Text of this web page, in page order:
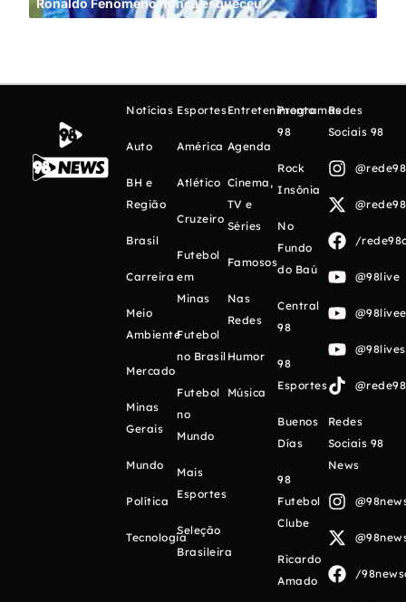
Ronaldo Fenômeno nunca esqueceu
Notícias
Auto
BH e
Região
Brasil
Carreira
Meio
Ambiente
Mercado
Minas
Gerais
Mundo
Política
Tecnologia
Esportes
América
Atlético
Cruzeiro
Futebol
em
Minas
Futebol
no Brasil
Futebol
no
Mundo
Mais
Esportes
Seleção
Brasileira
Entretenimento
Agenda
Cinema,
TV e
Séries
Famosos
Nas
Redes
Humor
Música
Programas
98
Rock
Insônia
No
Fundo
do Baú
Central
98
98
Esportes
Buenos
Días
98
Futebol
Clube
Ricardo
Amado
Redes
Sociais 98
/
@98live
Redes
Sociais 98
News
/